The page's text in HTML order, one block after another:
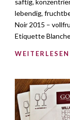
saftig,
lebendig,
Noir 2015 –
Etiquette
WEITERLESEN